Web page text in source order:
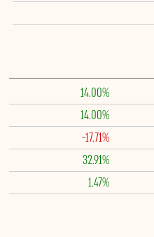
14.00%
14.00%
-17.71%
32.91%
1.47%